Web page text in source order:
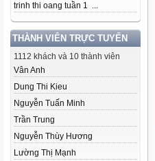
trinh thi oang tuần 1 ...
THÀNH VIÊN TRỰC TUYẾN
1112 khách và 10 thành viên
Vân Anh
Dung Thi Kieu
Nguyễn Tuấn Minh
Trần Trung
Nguyễn Thùy Hương
Lường Thị Mạnh